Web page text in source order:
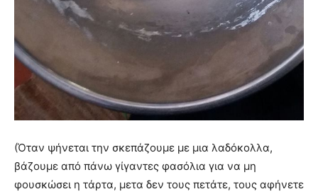
(Όταν ψήνεται την σκεπάζουμε με μια λαδόκολλα,
βάζουμε από πάνω γίγαντες φασόλια για να μη
φουσκώσει η τάρτα, μετα δεν τους πετάτε, τους αφήνετε